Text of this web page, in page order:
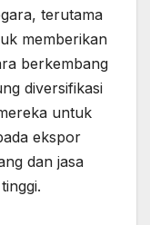
terutama
memberikan
berkembang
diversifikasi
untuk
ekspor
dan jasa